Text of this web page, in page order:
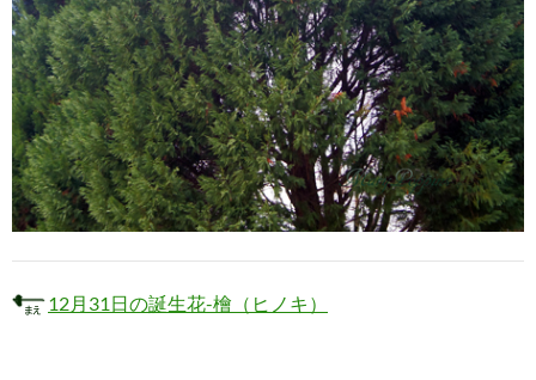
12月31日の誕生花-檜（ヒノキ）